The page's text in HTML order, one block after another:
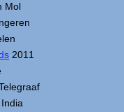
Mol
2011